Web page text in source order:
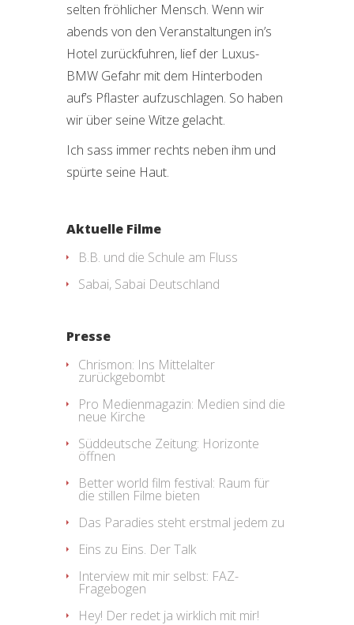
selten fröhlicher Mensch. Wenn wir
abends von den Veranstaltungen in’s
Hotel zurückfuhren, lief der Luxus-
BMW Gefahr mit dem Hinterboden
auf’s Pflaster aufzuschlagen. So haben
wir über seine Witze gelacht.
Ich sass immer rechts neben ihm und
spürte seine Haut.
Aktuelle Filme
B.B. und die Schule am Fluss
Sabai, Sabai Deutschland
Presse
Chrismon: Ins Mittelalter
zurückgebombt
Pro Medienmagazin: Medien sind die
neue Kirche
Süddeutsche Zeitung: Horizonte
öffnen
Better world film festival: Raum für
die stillen Filme bieten
Das Paradies steht erstmal jedem zu
Eins zu Eins. Der Talk
Interview mit mir selbst: FAZ-
Fragebogen
Hey! Der redet ja wirklich mit mir!